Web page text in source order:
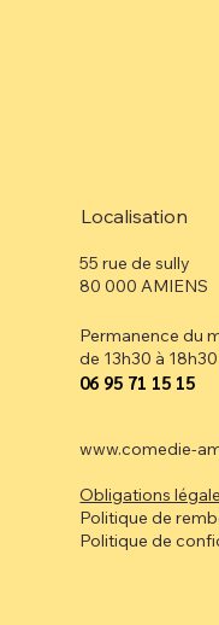
Localisation
55 rue de sully
80 000 AMIENS
Permanence du
de 13h30 à 18h30
⁠06 95 71 15 15
www.comedie-
Obligations
Politique de
Politique de